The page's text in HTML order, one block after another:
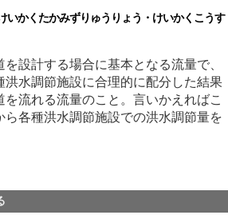
かくたかみずりゅうりょう・けいかくこうす
設計する場合に基本となる流量で、
洪水調節施設に合理的に配分した結果
流れる流量のこと。言いかえればこ
ら各種洪水調節施設での洪水調節量を